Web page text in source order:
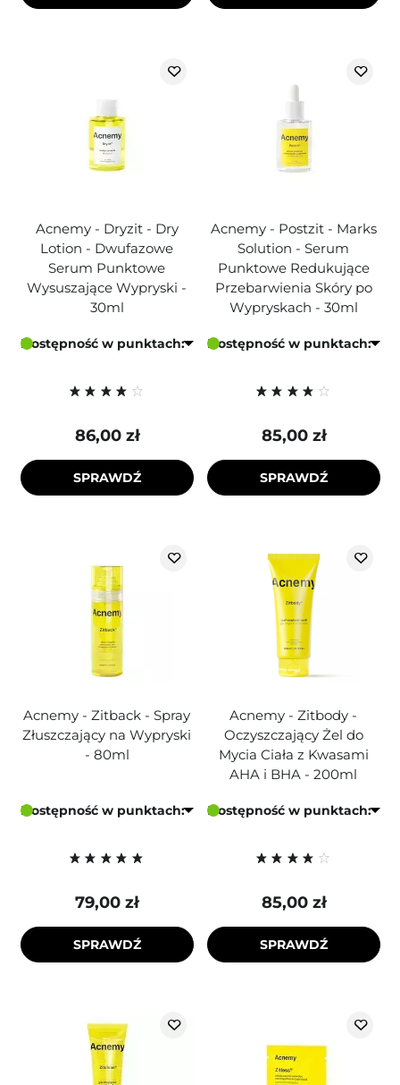
Acnemy - Dryzit - Dry
Lotion - Dwufazowe
Serum Punktowe
Wysuszające Wypryski -
30ml
Dostępność w punktach:
86,00 zł
SPRAWDŹ
Acnemy - Postzit - Marks
Solution - Serum
Punktowe Redukujące
Przebarwienia Skóry po
Wypryskach - 30ml
Dostępność w punktach:
85,00 zł
SPRAWDŹ
Acnemy - Zitback - Spray
Złuszczający na Wypryski
- 80ml
Dostępność w punktach:
79,00 zł
SPRAWDŹ
Acnemy - Zitbody -
Oczyszczający Żel do
Mycia Ciała z Kwasami
AHA i BHA - 200ml
Dostępność w punktach:
85,00 zł
SPRAWDŹ